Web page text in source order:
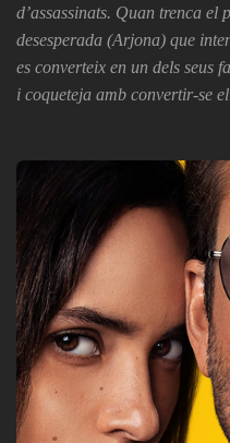
d’assassinats. Quan trenca
desesperada (Arjona) que
es converteix en un dels seus
i coqueteja amb convertir-se